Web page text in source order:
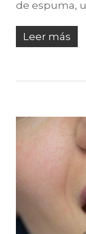
de espuma,
Leer más